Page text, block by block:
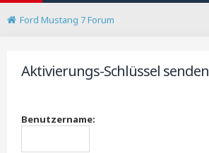
Ford Mustang 7 Forum
Aktivierungs-Schlüssel senden
Benutzername: